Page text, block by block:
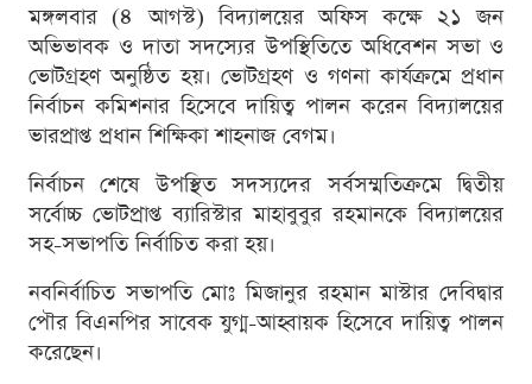
মঙ্গলবার (৪ আগস্ট) বিদ্যালয়ের অফিস কক্ষে ২১ জন
অভিভাবক ও দাতা সদস্যের উপস্থিতিতে অধিবেশন সভা ও
ভোটগ্রহণ অনুষ্ঠিত হয়। ভোটগ্রহণ ও গণনা কার্যক্রমে প্রধান
নির্বাচন কমিশনার হিসেবে দায়িত্ব পালন করেন বিদ্যালয়ের
ভারপ্রাপ্ত প্রধান শিক্ষিকা শাহনাজ বেগম।
নির্বাচন শেষে উপস্থিত সদস্যদের সর্বসম্মতিক্রমে দ্বিতীয়
সর্বোচ্চ ভোটপ্রাপ্ত ব্যারিস্টার মাহাবুবুর রহমানকে বিদ্যালয়ের
সহ-সভাপতি নির্বাচিত করা হয়।
নবনির্বাচিত সভাপতি মোঃ মিজানুর রহমান মাস্টার দেবিদ্বার
পৌর বিএনপির সাবেক যুগ্ম-আহ্বায়ক হিসেবে দায়িত্ব পালন
করেছেন।